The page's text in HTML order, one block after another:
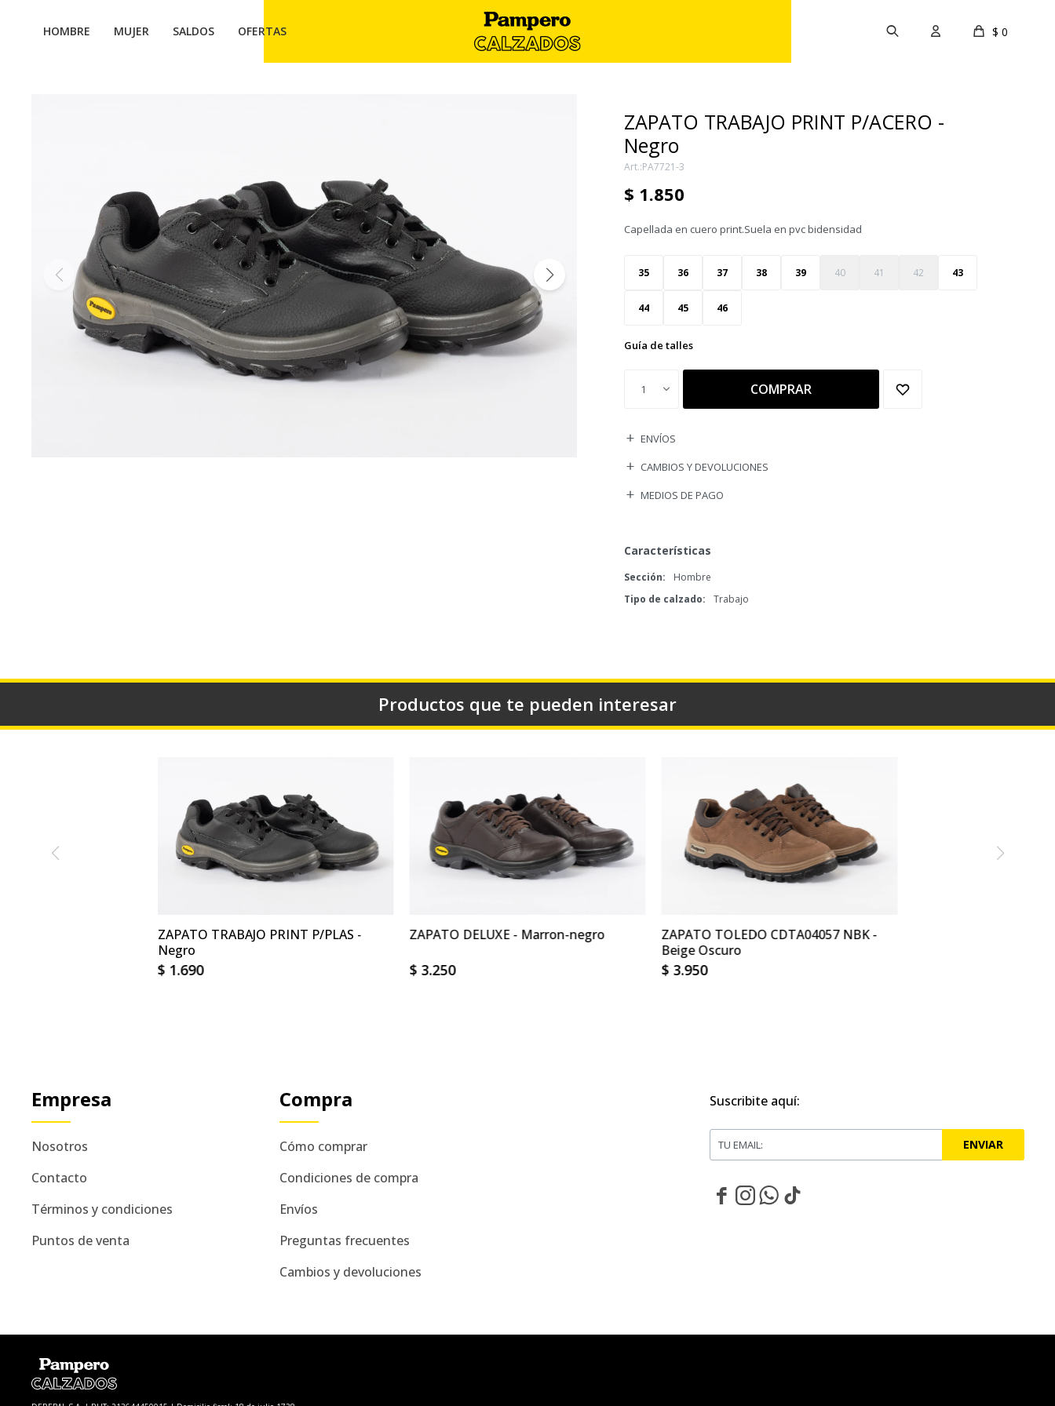
HOMBRE MUJER SALDOS OFERTAS $ 0
ZAPATO TRABAJO PRINT P/ACERO -
Negro
PA7721-3
$ 1.850
Capellada en cuero print.Suela en pvc bidensidad
35 36 37 38 39 40 41 42 43
44 45 46
Guía de talles
1 COMPRAR
ENVÍOS
CAMBIOS Y DEVOLUCIONES
MEDIOS DE PAGO
Características
Sección
Hombre
Tipo de calzado
Trabajo
Productos que te pueden interesar
ZAPATO TRABAJO PRINT P/PLAS -
Negro
$ 1.690
ZAPATO DELUXE - Marron-negro
$ 3.250
ZAPATO TOLEDO CDTA04057 NBK -
Beige Oscuro
$ 3.950
Empresa
Nosotros
Contacto
Términos y condiciones
Puntos de venta
Compra
Cómo comprar
Condiciones de compra
Envíos
Preguntas frecuentes
Cambios y devoluciones
Suscribite aquí:
ENVIAR
   